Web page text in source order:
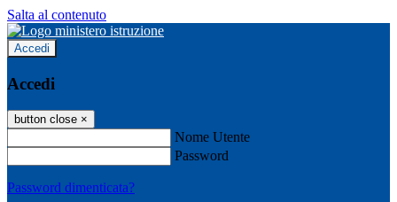
Salta al contenuto
Accedi
Accedi
button close ×
Nome Utente
Password
Password dimenticata?